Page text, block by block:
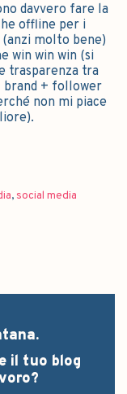
davvero fare la
offline per i
molto bene)
win win win (si
trasparenza tra
+ follower
non mi piace
, social media
il tuo blog